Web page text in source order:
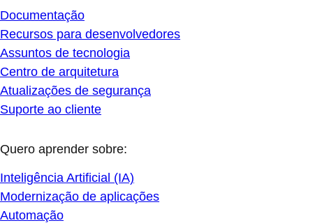
Documentação
Recursos para desenvolvedores
Assuntos de tecnologia
Centro de arquitetura
Atualizações de segurança
Suporte ao cliente
Quero aprender sobre:
Inteligência Artificial (IA)
Modernização de aplicações
Automação